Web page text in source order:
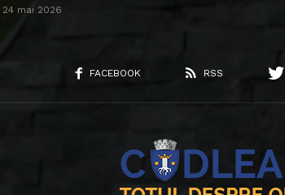
24 mai 2026
FACEBOOK RSS